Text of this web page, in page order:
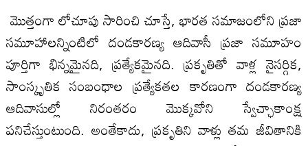
మొత్తంగా లోచూపు సారించి చూస్తే, భారత సమాజంలోని ప్రజా
సమూహాలన్నింటిలో దండకారణ్య ఆదివాసీ ప్రజా సమూహం
పూర్తిగా భిన్నమైనది, ప్రత్యేకమైనది. ప్రకృతితో వాళ్ల నైసర్గిక,
సాంస్కృతిక సంబంధాల ప్రత్యేకతల కారణంగా దండకారణ్య
ఆదివాసుల్లో నిరంతరం మొక్కవోని స్వేచ్ఛాకాంక్ష
పనిచేస్తుంటుంది. అంతేకాదు, ప్రకృతిని వాళ్లు తమ జీవితానికి